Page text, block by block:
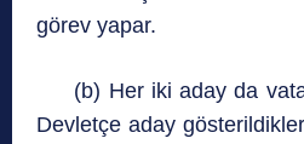
görev yapar.
(b) Her iki aday da
Devletçe aday